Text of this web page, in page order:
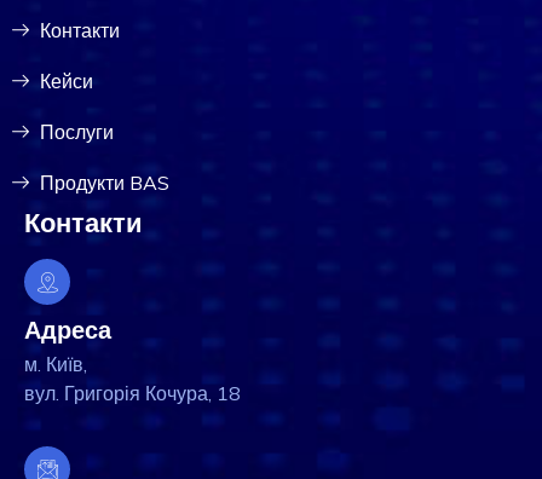
Контакти
Кейси
Послуги
Продукти BAS
Контакти
Адреса
м. Київ,
вул. Григорія Кочура, 18